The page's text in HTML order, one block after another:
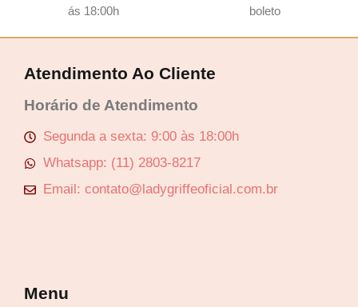
ás 18:00h
boleto
Atendimento Ao Cliente
Horário de Atendimento
Segunda a sexta: 9:00 às 18:00h
Whatsapp: (11) 2803-8217
Email: contato@ladygriffeoficial.com.br
Menu